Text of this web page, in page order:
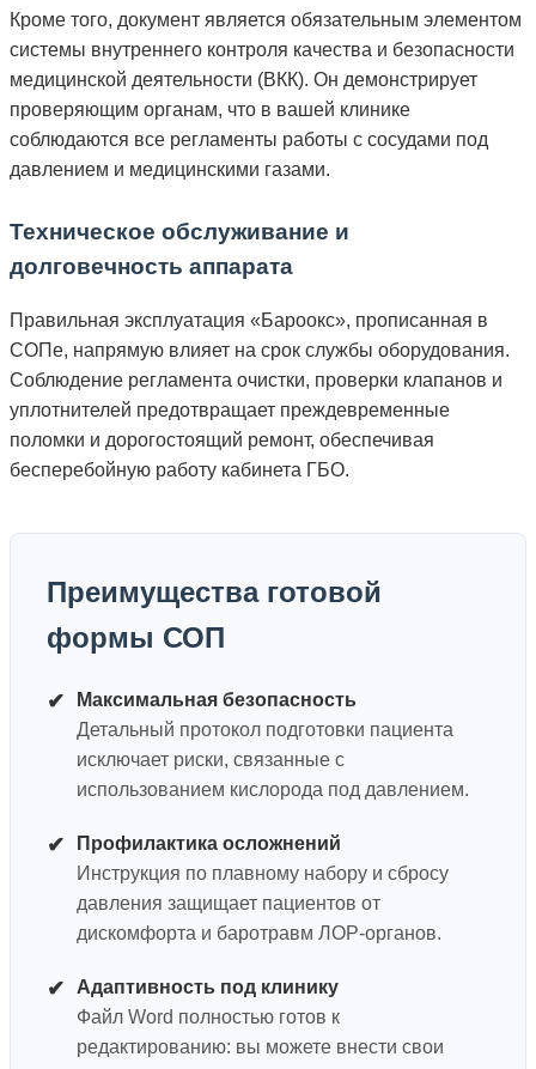
Кроме того, документ является обязательным элементом
системы внутреннего контроля качества и безопасности
медицинской деятельности (ВКК). Он демонстрирует
проверяющим органам, что в вашей клинике
соблюдаются все регламенты работы с сосудами под
давлением и медицинскими газами.
Техническое обслуживание и
долговечность аппарата
Правильная эксплуатация «Бароокс», прописанная в
СОПе, напрямую влияет на срок службы оборудования.
Соблюдение регламента очистки, проверки клапанов и
уплотнителей предотвращает преждевременные
поломки и дорогостоящий ремонт, обеспечивая
бесперебойную работу кабинета ГБО.
Преимущества готовой
формы СОП
✔
Максимальная безопасность
Детальный протокол подготовки пациента
исключает риски, связанные с
использованием кислорода под давлением.
✔
Профилактика осложнений
Инструкция по плавному набору и сбросу
давления защищает пациентов от
дискомфорта и баротравм ЛОР-органов.
✔
Адаптивность под клинику
Файл Word полностью готов к
редактированию: вы можете внести свои